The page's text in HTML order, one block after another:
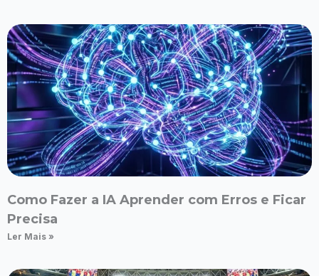
Como Fazer a IA Aprender com Erros e Ficar
Precisa
Ler Mais »